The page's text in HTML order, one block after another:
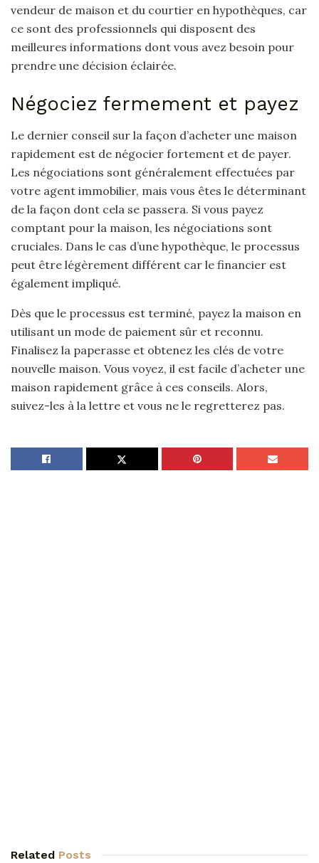
vendeur de maison et du courtier en hypothèques, car
ce sont des professionnels qui disposent des
meilleures informations dont vous avez besoin pour
prendre une décision éclairée.
Négociez fermement et payez
Le dernier conseil sur la façon d’acheter une maison
rapidement est de négocier fortement et de payer.
Les négociations sont généralement effectuées par
votre agent immobilier, mais vous êtes le déterminant
de la façon dont cela se passera. Si vous payez
comptant pour la maison, les négociations sont
cruciales. Dans le cas d’une hypothèque, le processus
peut être légèrement différent car le financier est
également impliqué.
Dès que le processus est terminé, payez la maison en
utilisant un mode de paiement sûr et reconnu.
Finalisez la paperasse et obtenez les clés de votre
nouvelle maison. Vous voyez, il est facile d’acheter une
maison rapidement grâce à ces conseils. Alors,
suivez-les à la lettre et vous ne le regretterez pas.
Related Posts